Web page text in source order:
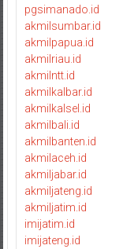
pgsimanado.id
akmilsumbar.id
akmilpapua.id
akmilriau.id
akmilntt.id
akmilkalbar.id
akmilkalsel.id
akmilbali.id
akmilbanten.id
akmilaceh.id
akmiljabar.id
akmiljateng.id
akmiljatim.id
imijatim.id
imijateng.id